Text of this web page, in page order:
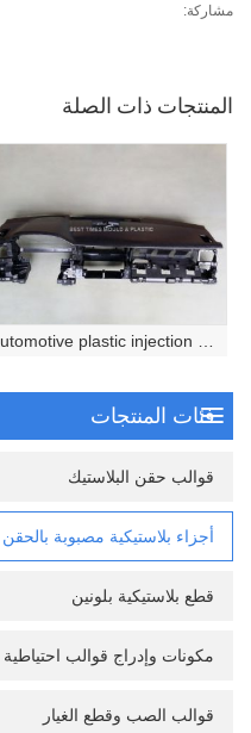
مشاركة:
المنتجات ذات الصلة
فئات المنتجات
قوالب حقن البلاستيك
أجزاء بلاستيكية مصبوبة بالحقن
قطع بلاستيكية بلونين
مكونات وإدراج قوالب احتياطية
قوالب الصب وقطع الغيار